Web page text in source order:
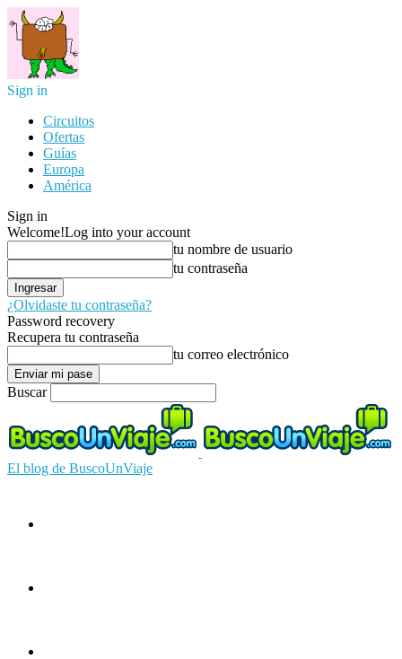
Sign in
Circuitos
Ofertas
Guías
Europa
América
Sign in
Welcome!Log into your account
tu nombre de usuario
tu contraseña
¿Olvidaste tu contraseña?
Password recovery
Recupera tu contraseña
tu correo electrónico
Buscar
El blog de BuscoUnViaje